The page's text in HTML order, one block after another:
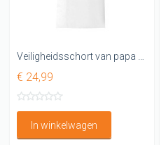
€ 24,99
In winkelwagen